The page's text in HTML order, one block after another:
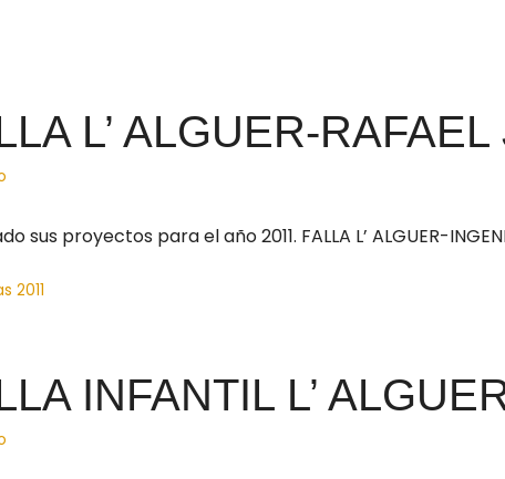
L’ ALGUER-RAFAEL
proyectos para el año 2011. FALLA L’ ALGUER-
2011
INFANTIL L’